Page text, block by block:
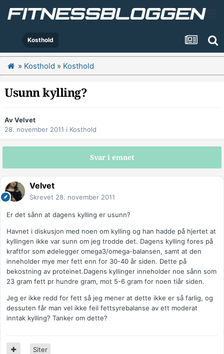
Kosthold
» Kosthold » Kosthold
Usunn kylling?
AvVelvet
28. november 2011 i Kosthold
Svar i emnet
Velvet
Skrevet 28. november 2011
Er det sånn at dagens kylling er usunn?
Havnet i diskusjon med noen om kylling og han hadde på hjertet at
kyllingen ikke var sunn om jeg trodde det. Dagens kylling fores på
kraftfor som ødelegger omega3/omega-balansen, samt at den
inneholder mye mer fett enn for 30-40 år siden. Dette på
bekostning av proteinet.Dagens kyllinger inneholder noe sånn som
23 gram fett pr hundre gram, mot 5-6 gram for noen tiår siden.
Jeg er ikke redd for fett så jeg mener at dette ikke er så farlig, og
dessuten får man vel ikke feil fettsyrebalanse av ett moderat
inntak kylling? Tanker om dette?
Siter